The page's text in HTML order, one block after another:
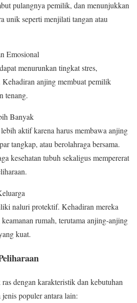
pulangnya pemilik, dan menunjukkan
unik seperti menjilati tangan atau
Emosional
menurunkan tingkat stres,
Kehadiran anjing membuat pemilik
tenang.
Banyak
aktif karena harus membawa anjing
tangkap, atau berolahraga bersama.
kesehatan tubuh sekaligus mempererat
naluri protektif. Kehadiran mereka
rumah, terutama anjing-anjing
kuat.
dengan karakteristik dan kebutuhan
populer antara lain: